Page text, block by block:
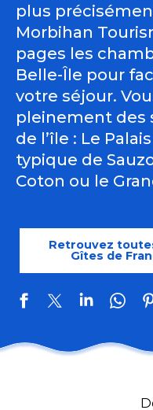
plus
Morbihan
pages les
Belle-Île pour
votre séjour.
pleinement des
de l’île : Le
typique de
Coton ou le
Retrouvez
Gîtes de